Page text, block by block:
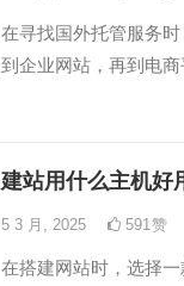
在寻找国外托管服务
到企业网站，再到电
建站用什么主机好
5 3 月, 2025 591 赞
在搭建网站时，选择